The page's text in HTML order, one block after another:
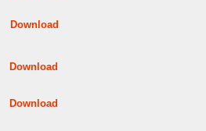
Download
Download
Download